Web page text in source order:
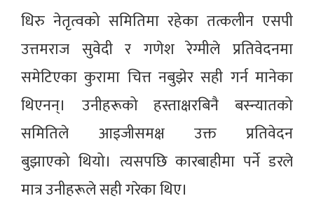
धिरु नेतृत्वको समितिमा रहेका तत्कलीन एसपी
उत्तमराज सुवेदी र गणेश रेग्मीले प्रतिवेदनमा
समेटिएका कुरामा चित्त नबुझेर सही गर्न मानेका
थिएनन्। उनीहरूको हस्ताक्षरबिनै बस्न्यातको
समितिले आइजीसमक्ष उक्त प्रतिवेदन
बुझाएको थियो। त्यसपछि कारबाहीमा पर्ने डरले
मात्र उनीहरूले सही गरेका थिए।